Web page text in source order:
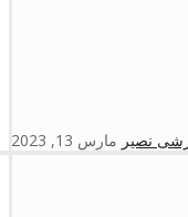
نصیر مارس 13, 2023